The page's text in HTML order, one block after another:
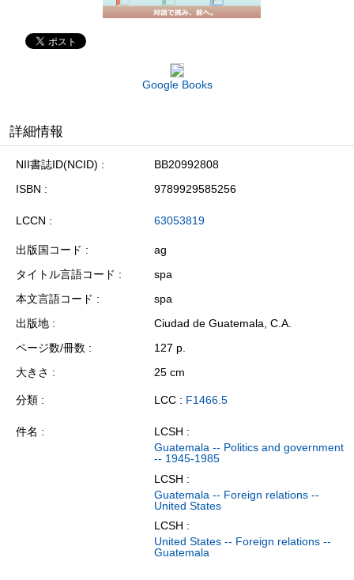
Google Books
詳細情報
NII書誌ID(NCID)
BB20992808
ISBN
9789929585256
LCCN 63053819
出版国コード
ag
タイトル言語コード
spa
本文言語コード
spa
出版地
Ciudad de Guatemala, C.A.
ページ数/冊数
127 p.
大きさ
25 cm
分類 LCC : F1466.5
件名
LCSH :
Guatemala -- Politics and government
-- 1945-1985
LCSH :
Guatemala -- Foreign relations --
United States
LCSH :
United States -- Foreign relations --
Guatemala